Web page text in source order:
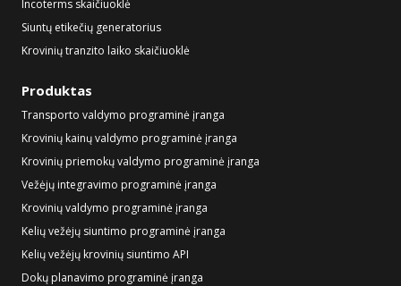
Incoterms skaičiuoklė
Siuntų etikečių generatorius
Krovinių tranzito laiko skaičiuoklė
Produktas
Transporto valdymo programinė įranga
Krovinių kainų valdymo programinė įranga
Krovinių priemokų valdymo programinė įranga
Vežėjų integravimo programinė įranga
Krovinių valdymo programinė įranga
Kelių vežėjų siuntimo programinė įranga
Kelių vežėjų krovinių siuntimo API
Dokų planavimo programinė įranga